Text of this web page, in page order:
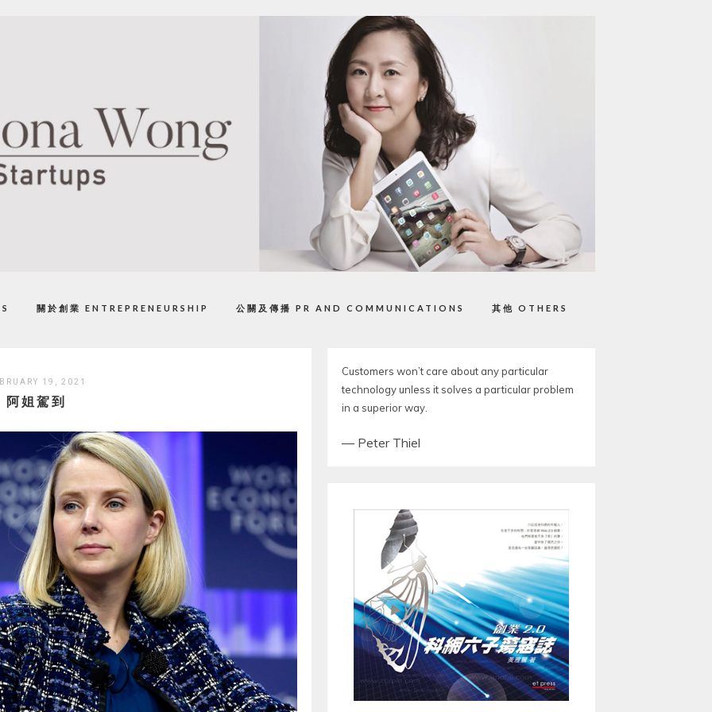
關於創業 ENTREPRENEURSHIP 公關及傳播 PR AND COMMUNICATIONS 其他 OTHERS
19, 2021
阿姐駕到
Customers won’t care about any particular
technology unless it solves a particular problem
in a superior way.
— Peter Thiel